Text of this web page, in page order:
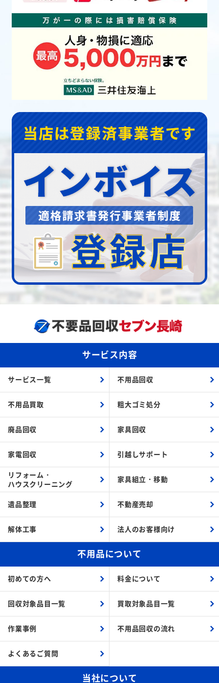
サービス内容
サービス一覧 不用品回収
不用品買取 粗大ゴミ処分
廃品回収 家具回収
家電回収 引越しサポート
リフォーム・
ハウスクリーニング
家具組立・ 移動
遺品整理 不動産売却
解体工事 法人のお客様向け
不用品について
初めての方へ 料金について
回収対象品目一覧 買取対象品目一覧
作業事例 不用品回収の流れ
よくあるご質問
当社について